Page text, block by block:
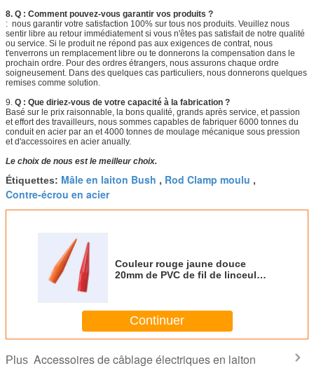
8. Q : Comment pouvez-vous garantir vos produits ?
: nous garantir votre satisfaction 100% sur tous nos produits. Veuillez nous
sentir libre au retour immédiatement si vous n'êtes pas satisfait de notre qualité
ou service. Si le produit ne répond pas aux exigences de contrat, nous
t'enverrons un remplacement libre ou te donnerons la compensation dans le
prochain ordre. Pour des ordres étrangers, nous assurons chaque ordre
soigneusement. Dans des quelques cas particuliers, nous donnerons quelques
remises comme solution.
9. Q : Que diriez-vous de votre capacité à la fabrication ?
Basé sur le prix raisonnable, la bons qualité, grands après service, et passion
et effort des travailleurs, nous sommes capables de fabriquer 6000 tonnes du
conduit en acier par an et 4000 tonnes de moulage mécanique sous pression
et d'accessoires en acier anually.
Le choix de nous est le meilleur choix.
Étiquettes: Mâle en laiton Bush , Rod Clamp moulu ,
Contre-écrou en acier
Couleur rouge jaune douce
20mm de PVC de fil de linceul
Continuer
Plus Accessoires de câblage électriques en laiton